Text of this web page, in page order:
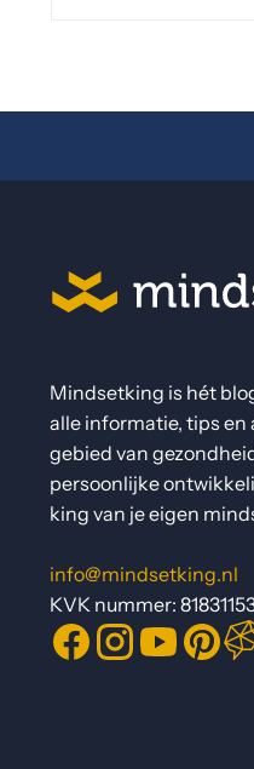
Mindsetking is hét
alle informatie, tips en
gebied van
persoonlijke
king van je eigen
info@mindsetking.nl
KVK nummer: